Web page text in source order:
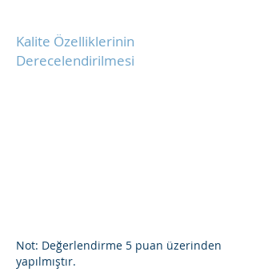
Kalite Özelliklerinin
Derecelendirilmesi
Not: Değerlendirme 5 puan üzerinden
yapılmıştır.